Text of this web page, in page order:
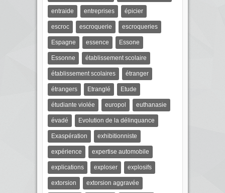
entraide entreprises épicier
escroc escroquerie escroqueries
Espagne essence Essone
Essonne établissement scolaire
établissement scolaires étranger
étrangers Etranglé Etude
étudiante violée europol euthanasie
évadé Evolution de la délinquance
Exaspération exhibitionniste
expérience expertise automobile
explications exploser explosifs
extorsion extorsion aggravée